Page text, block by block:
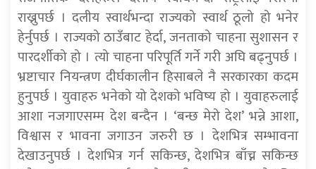
राख्नुपर्छ । दलीय स्वार्थभन्दा राज्यको स्वार्थ ठूलो हो भनेर
हेर्नुपर्छ । राज्यको ठाउँबाट हेर्दा, जनताको चाहना सुशासन र
पारदर्शीको हो । त्यो चाहना परिपूर्ति गर्ने गरी अघि बढ्नुपर्छ ।
भ्रष्टाचार नियन्त्रण दीर्घकालीन हिसाबले नै सरकारका कदम
हुनुपर्छ । युवाहरु भनेको यो देशको भविष्य हो । युवाहरुलाई
आशा नजगाएसम्म देश बन्दैन । ‘बन्छ मेरो देश’ भन्ने आशा,
विश्वास र भावना जगाउन जरुरी छ । देशभित्र सम्भावना
देखाउनुपर्छ । देशभित्र गर्न सकिन्छ, देशभित्र बाँच्न सकिन्छ